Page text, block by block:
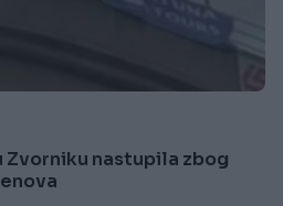
Zvorniku nastupila zbog